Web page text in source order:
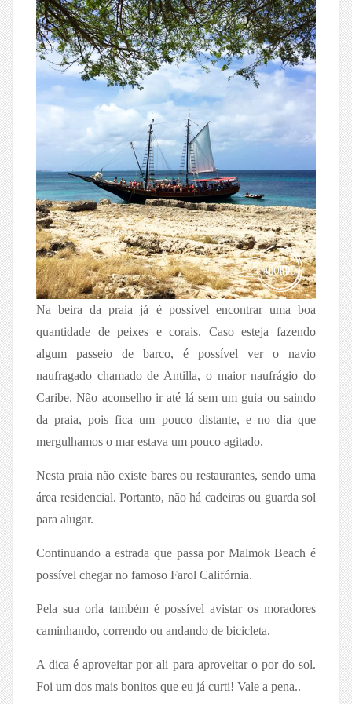
Na beira da praia já é possível encontrar uma boa
quantidade de peixes e corais. Caso esteja fazendo
algum passeio de barco, é possível ver o navio
naufragado chamado de Antilla, o maior naufrágio do
Caribe. Não aconselho ir até lá sem um guia ou saindo
da praia, pois fica um pouco distante, e no dia que
mergulhamos o mar estava um pouco agitado.
Nesta praia não existe bares ou restaurantes, sendo uma
área residencial. Portanto, não há cadeiras ou guarda sol
para alugar.
Continuando a estrada que passa por Malmok Beach é
possível chegar no famoso Farol Califórnia.
Pela sua orla também é possível avistar os moradores
caminhando, correndo ou andando de bicicleta.
A dica é aproveitar por ali para aproveitar o por do sol.
Foi um dos mais bonitos que eu já curti! Vale a pena..